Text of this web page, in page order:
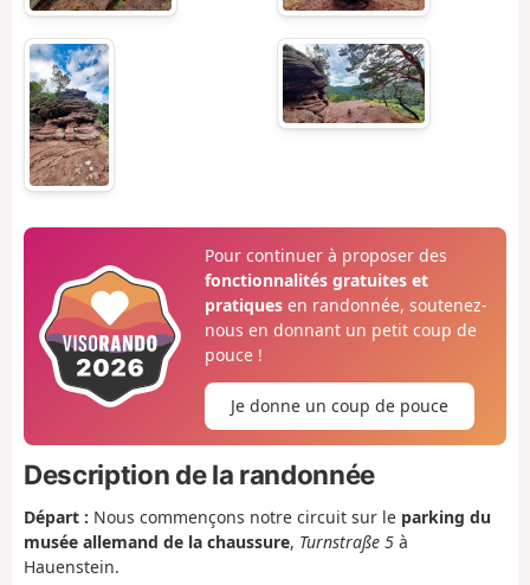
Pour continuer à proposer des
fonctionnalités gratuites et
pratiquesen randonnée, soutenez-
nous en donnant un petit coup de
pouce !
Je donne un coup de pouce
Description de la randonnée
Départ : Nous commençons notre circuit sur le parking du
musée allemand de la chaussure, Turnstraße 5 à
Hauenstein.